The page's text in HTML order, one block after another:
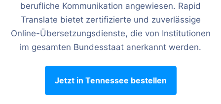
berufliche Kommunikation angewiesen. Rapid
Translate bietet zertifizierte und zuverlässige
Online-Übersetzungsdienste, die von Institutionen
im gesamten Bundesstaat anerkannt werden.
Jetzt in Tennessee bestellen